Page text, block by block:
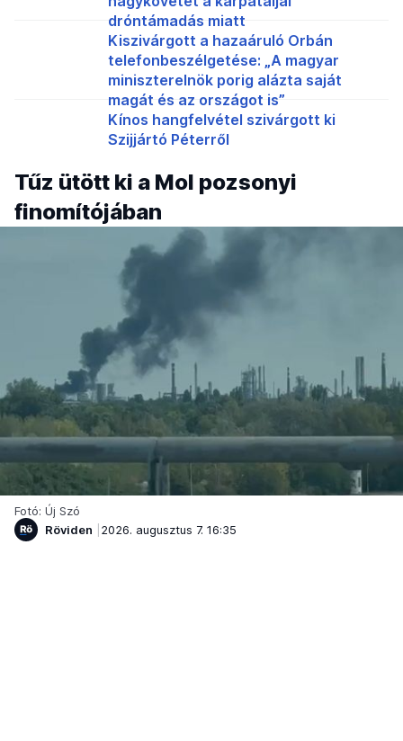
dróntámadás miatt
Kiszivárgott a hazaáruló Orbán
telefonbeszélgetése: „A magyar
miniszterelnök porig alázta saját
magát és az országot is”
Kínos hangfelvétel szivárgott ki
Szijjártó Péterről
Tűz ütött ki a Mol pozsonyi
finomítójában
Fotó: Új Szó
Röviden
2026. augusztus 7. 16:35